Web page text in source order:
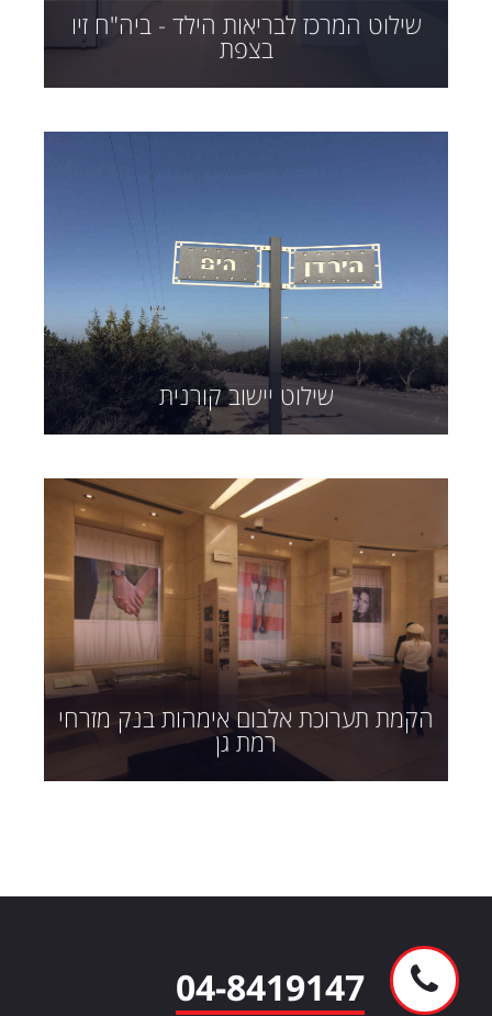
שילוט המרכז לבריאות הילד - ביה"ח זיו
בצפת
שילוט יישוב קורנית
הקמת תערוכת אלבום אימהות בנק מזרחי
רמת גן
04-8419147